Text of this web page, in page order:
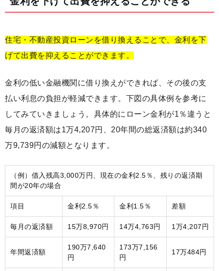
住宅・不動産投資ローンを借り換えることで、金利を下
げて出費を抑えることができます。
金利の低い金融機関に借り換えができれば、その後の支
払い利息の負担が軽減できます。下図の具体例を参考に
してみていきましょう。具体的にローン金利が1％違うと
毎月の返済額は1万4,207円、20年間の総返済額は約340
万9,739円の減額となります。
（例）借入残高3,000万円、現在の金利2.5％、残りの返済期
間が20年の場合
項目 金利2.5％ 金利1.5％ 差額
毎月の返済額 15万8,970円 14万4,763円 1万4,207円
年間返済額
190万7,640
円
173万7,156
円
17万484円